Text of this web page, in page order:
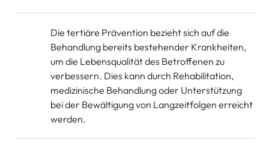
Die tertiäre Prävention bezieht sich auf die
Behandlung bereits bestehender Krankheiten,
um die Lebensqualität des Betroffenen zu
verbessern. Dies kann durch Rehabilitation,
medizinische Behandlung oder Unterstützung
bei der Bewältigung von Langzeitfolgen erreicht
werden.